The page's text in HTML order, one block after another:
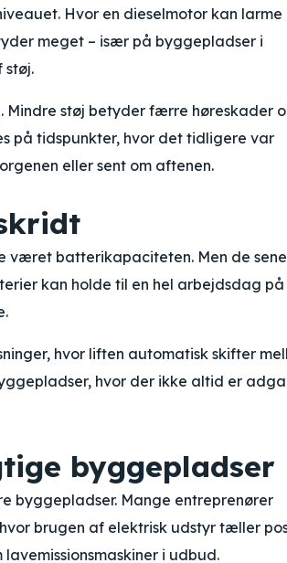
Hvor en dieselmotor kan larme
meget – især på byggepladser i
støj.
støj betyder færre høreskader
på tidspunkter, hvor det tidligere var
eller sent om aftenen.
været batterikapaciteten. Men de
kan holde til en hel arbejdsdag på
hvor liften automatisk skifter
hvor der ikke altid er
byggepladser
byggepladser. Mange entreprenører
brugen af elektrisk udstyr tæller
i udbud.